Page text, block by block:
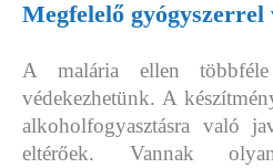
Megfelelő
A malária ellen
védekezhetünk. A
alkoholfogyasztásra való
eltérőek. Vannak